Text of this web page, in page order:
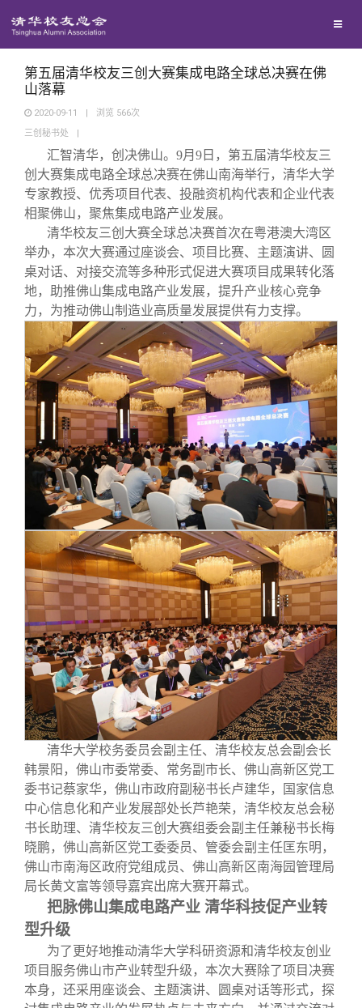
地区联络
年级联络
院系校友工作
专业委员会
兴趣群体
西南联大校友会
回馈母校
捐赠项目
捐赠新闻
捐赠纪事
捐赠方法
义工计划
媒体平台
《清华校友通讯》
《水木清华》
我要订阅
新媒体平台
百年清华
清华人物
清华故事
青春风采
校友文苑
校友讲坛
校友视界
校友服务
终身学习
信息化服务
三创大赛
实用信息
校友总会
总会简介
会长致辞
总会章程
理事会名单
制度法规
联系我们
关闭
第五届清华校友三创大赛集成电路全球总决赛在佛
山落幕
2020-09-11 | 浏览 566次
三创秘书处
|
汇智清华，创决佛山。9月9日，第五届清华校友三
创大赛集成电路全球总决赛在佛山南海举行，清华大学
专家教授、优秀项目代表、投融资机构代表和企业代表
相聚佛山，聚焦集成电路产业发展。
清华校友三创大赛全球总决赛首次在粤港澳大湾区
举办，本次大赛通过座谈会、项目比赛、主题演讲、圆
桌对话、对接交流等多种形式促进大赛项目成果转化落
地，助推佛山集成电路产业发展，提升产业核心竞争
力，为推动佛山制造业高质量发展提供有力支撑。
清华大学校务委员会副主任、清华校友总会副会长
韩景阳，佛山市委常委、常务副市长、佛山高新区党工
委书记蔡家华，佛山市政府副秘书长卢建华，国家信息
中心信息化和产业发展部处长芦艳荣，清华校友总会秘
书长助理、清华校友三创大赛组委会副主任兼秘书长梅
晓鹏，佛山高新区党工委委员、管委会副主任匡东明，
佛山市南海区政府党组成员、佛山高新区南海园管理局
局长黄文富等领导嘉宾出席大赛开幕式。
把脉佛山集成电路产业 清华科技促产业转
型升级
为了更好地推动清华大学科研资源和清华校友创业
项目服务佛山市产业转型升级，本次大赛除了项目决赛
本身，还采用座谈会、主题演讲、圆桌对话等形式，探